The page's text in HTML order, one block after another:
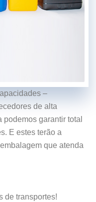
–
de alta
garantir total
E estes terão a
que atenda
de transportes!